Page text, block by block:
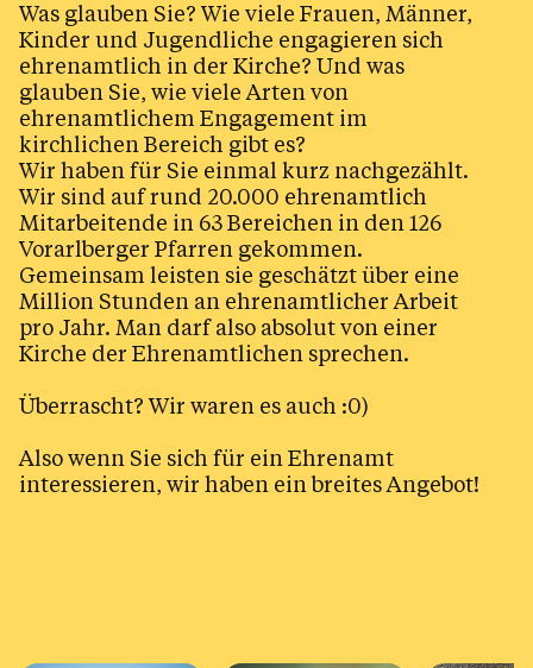
Wiedereintritt
Eintritt in die Katholische Kirche
Austritt aus der Katholischen Kirche
Rat & Hilfe
Kirche in Vorarlberg
Jobs & Bildung
Aktuelles
Was glauben Sie? Wie viele Frauen, Männer,
Kinder und Jugendliche engagieren sich
ehrenamtlich in der Kirche? Und was
glauben Sie, wie viele Arten von
ehrenamtlichem Engagement im
kirchlichen Bereich gibt es?
Wir haben für Sie einmal kurz nachgezählt.
Wir sind auf rund 20.000 ehrenamtlich
Mitarbeitende in 63 Bereichen in den 126
Vorarlberger Pfarren gekommen.
Gemeinsam leisten sie geschätzt über eine
Million Stunden an ehrenamtlicher Arbeit
pro Jahr. Man darf also absolut von einer
Kirche der Ehrenamtlichen sprechen.
Überrascht? Wir waren es auch :0)
Also wenn Sie sich für ein Ehrenamt
interessieren, wir haben ein breites Angebot!